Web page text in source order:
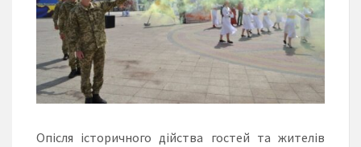
Опісля історичного дійства гостей та жителів